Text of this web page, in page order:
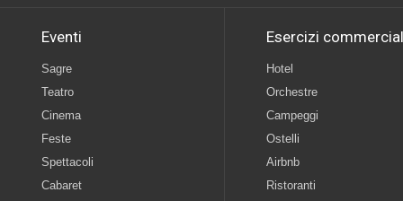
Eventi
Sagre
Teatro
Cinema
Feste
Spettacoli
Cabaret
Esercizi
Hotel
Orchestre
Campeggi
Ostelli
Airbnb
Ristoranti